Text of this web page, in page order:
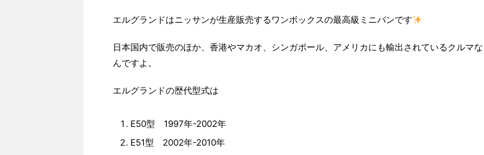
エルグランドはニッサンが生産販売するワンボックスの最高級ミニバンです
日本国内で販売のほか、香港やマカオ、シンガポール、アメリカにも輸出されているクルマな
んですよ。
エルグランドの歴代型式は
E50型 1997年-2002年
E51型 2002年-2010年